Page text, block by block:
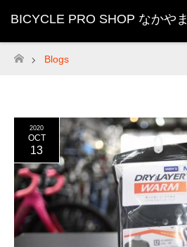
BICYCLE PRO SHOP なかやま
ホーム
Blogs
2020
OCT
13